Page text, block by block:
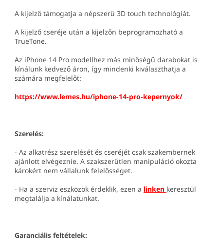
A kijelző támogatja a népszerű 3D touch technológiát.
A kijelző cseréje után a kijelzőn beprogramozható a
TrueTone.
Az iPhone 14 Pro modellhez más minőségű darabokat is
kínálunk kedvező áron, így mindenki kiválaszthatja a
számára megfelelőt:
https://www.lemes.hu/iphone-14-pro-kepernyok/
Szerelés:
- Az alkatrész szerelését és cseréjét csak szakembernek
ajánlott elvégeznie. A szakszerűtlen manipuláció okozta
károkért nem vállalunk felelősséget.
- Ha a szerviz eszközök érdeklik, ezen a linken keresztül
megtalálja a kínálatunkat.
Garanciális feltételek: